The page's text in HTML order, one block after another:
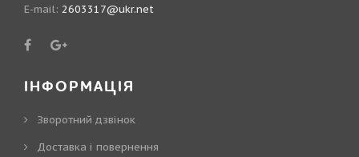
E-mail: 2603317@ukr.net
ІНФОРМАЦІЯ
Зворотний дзвінок
Доставка і повернення